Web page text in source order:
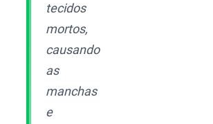
tecidos
mortos,
causando
as
manchas
e